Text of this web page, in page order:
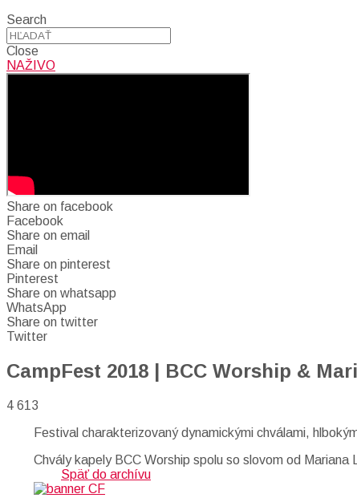
Search
Close
NAŽIVO
Share on facebook
Facebook
Share on email
Email
Share on pinterest
Pinterest
Share on whatsapp
WhatsApp
Share on twitter
Twitter
CampFest 2018 | BCC Worship &
4 613
Festival charakterizovaný dynamickými chválami,
Chvály kapely BCC Worship spolu so slovom od
Späť do archívu